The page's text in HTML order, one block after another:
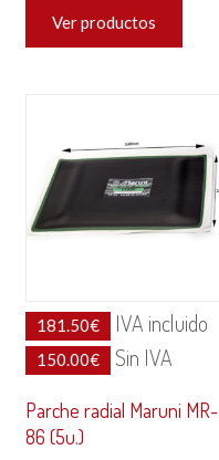
Ver productos
181.50€ IVA incluido
150.00€ Sin IVA
Parche radial Maruni MR-
86 (5u.)